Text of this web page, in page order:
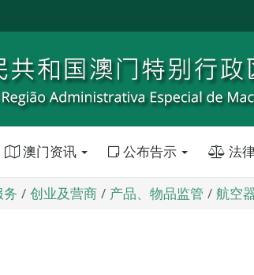
澳门资讯 公布告示 法
务 创业及营商 产品、物品监管 航空